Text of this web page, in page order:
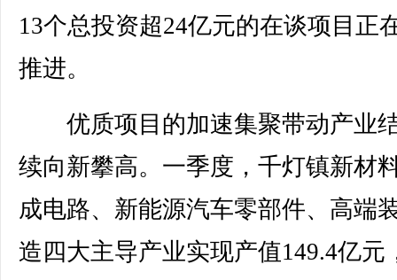
13个总投资超24亿元的在谈项目正
推进。
优质项目的加速集聚带动产业
续向新攀高。一季度，千灯镇新材
成电路、新能源汽车零部件、高端
造四大主导产业实现产值149.4亿元